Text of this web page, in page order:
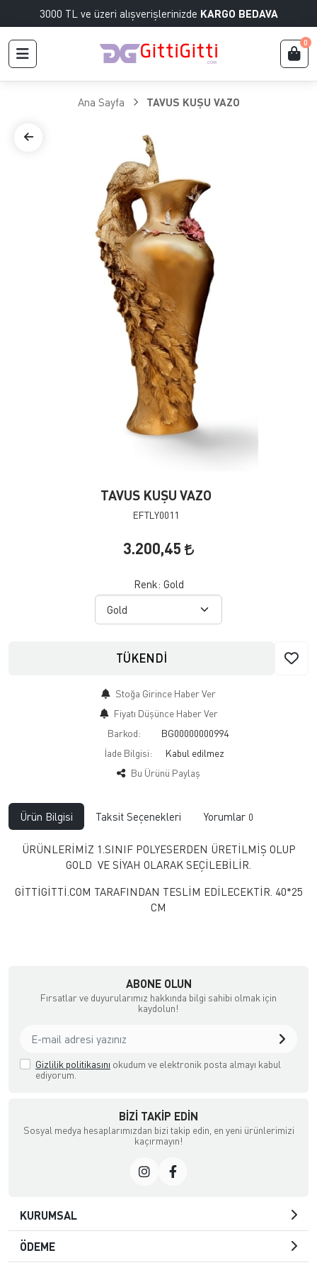
3000 TL ve üzeri alışverişlerinizde KARGO BEDAVA
0
Ana Sayfa TAVUS KUŞU VAZO
TAVUS KUŞU VAZO
EFTLY0011
3.200,45
Renk: Gold
TÜKENDİ
Stoğa Girince Haber Ver
Fiyatı Düşünce Haber Ver
Barkod:
BG00000000994
İade Bilgisi:
Bu Ürünü Paylaş
Ürün Bilgisi Taksit Seçenekleri Yorumlar 0
ÜRÜNLERİMİZ 1.SINIF POLYESERDEN ÜRETİLMİŞ OLUP
GOLD VE SİYAH OLARAK SEÇİLEBİLİR.
GİTTİGİTTİ.COM TARAFINDAN TESLİM EDİLECEKTİR. 40*25
CM
ABONE OLUN
Fırsatlar ve duyurularımız hakkında bilgi sahibi olmak için
kaydolun!
Gizlilik politikasını okudum ve elektronik posta almayı kabul
ediyorum.
BIZI TAKIP EDIN
Sosyal medya hesaplarımızdan bizi takip edin, en yeni ürünlerimizi
kaçırmayın!
KURUMSAL
ÖDEME